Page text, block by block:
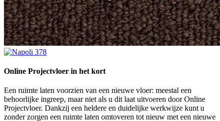
Online Projectvloer in het kort
Een ruimte laten voorzien van een nieuwe vloer: meestal een
behoorlijke ingreep, maar niet als u dit laat uitvoeren door Online
Projectvloer. Dankzij een heldere en duidelijke werkwijze kunt u
zonder zorgen een ruimte laten omtoveren tot nieuw met een nieuwe